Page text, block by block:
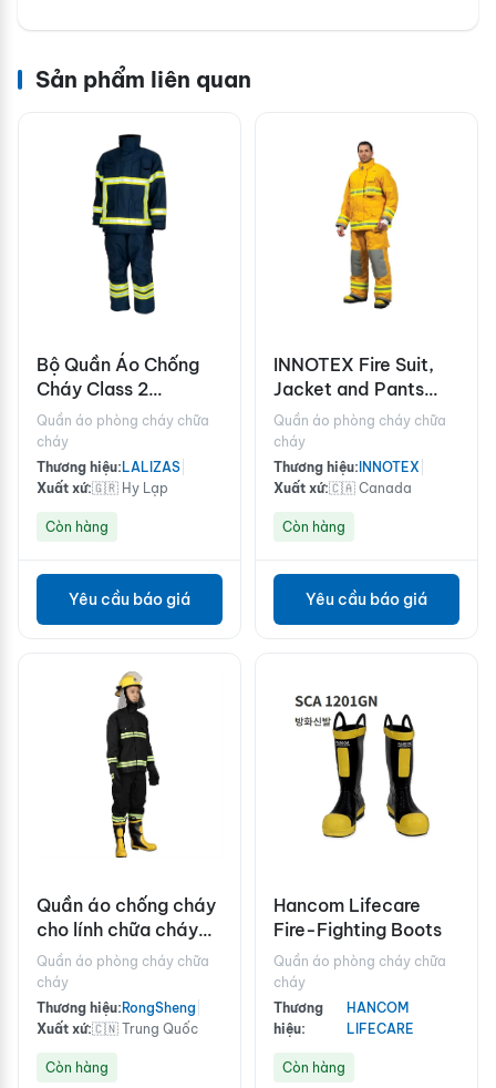
Sản phẩm liên quan
Bộ Quần Áo Chống
Cháy Class 2
LALIZAS Antipiros
Quần áo phòng cháy chữa
cháy
Thương hiệu: LALIZAS
Xuất xứ:🇬🇷 Hy Lạp
Còn hàng
Yêu cầu báo giá
INNOTEX Fire Suit,
Jacket and Pants
RDG10
Quần áo phòng cháy chữa
cháy
Thương hiệu: INNOTEX
Xuất xứ:🇨🇦 Canada
Còn hàng
Yêu cầu báo giá
Quần áo chống cháy
cho lính chữa cháy
Rongsheng RSZD-F
Quần áo phòng cháy chữa
cháy
Thương hiệu: RongSheng
Xuất xứ:🇨🇳 Trung Quốc
Còn hàng
Hancom Lifecare
Fire-Fighting Boots
Quần áo phòng cháy chữa
cháy
Thương
hiệu:
HANCOM
LIFECARE
Còn hàng